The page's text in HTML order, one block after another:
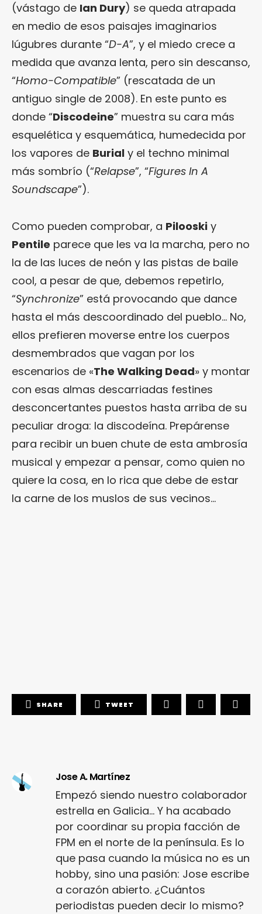
(vástago de Ian Dury) se queda atrapada
en medio de esos paisajes imaginarios
lúgubres durante “D-A”, y el miedo crece a
medida que avanza lenta, pero sin descanso,
“Homo-Compatible” (rescatada de un
antiguo single de 2008). En este punto es
donde “Discodeine” muestra su cara más
esquelética y esquemática, humedecida por
los vapores de Burial y el techno minimal
más sombrío (“Relapse”, “Figures In A
Soundscape”).
Como pueden comprobar, a Pilooski y
Pentile parece que les va la marcha, pero no
la de las luces de neón y las pistas de baile
cool, a pesar de que, debemos repetirlo,
“Synchronize” está provocando que dance
hasta el más descoordinado del pueblo… No,
ellos prefieren moverse entre los cuerpos
desmembrados que vagan por los
escenarios de «The Walking Dead» y montar
con esas almas descarriadas festines
desconcertantes puestos hasta arriba de su
peculiar droga: la discodeína. Prepárense
para recibir un buen chute de esta ambrosía
musical y empezar a pensar, como quien no
quiere la cosa, en lo rica que debe de estar
la carne de los muslos de sus vecinos…
SHARE TWEET
Jose A. Martínez
Empezó siendo nuestro colaborador
estrella en Galicia... Y ha acabado
por coordinar su propia facción de
FPM en el norte de la península. Es lo
que pasa cuando la música no es un
hobby, sino una pasión: Jose escribe
a corazón abierto. ¿Cuántos
periodistas pueden decir lo mismo?